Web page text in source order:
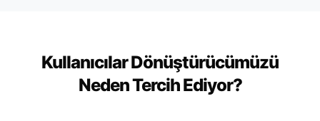
Kullanıcılar Dönüştürücümüzü
Neden Tercih Ediyor?